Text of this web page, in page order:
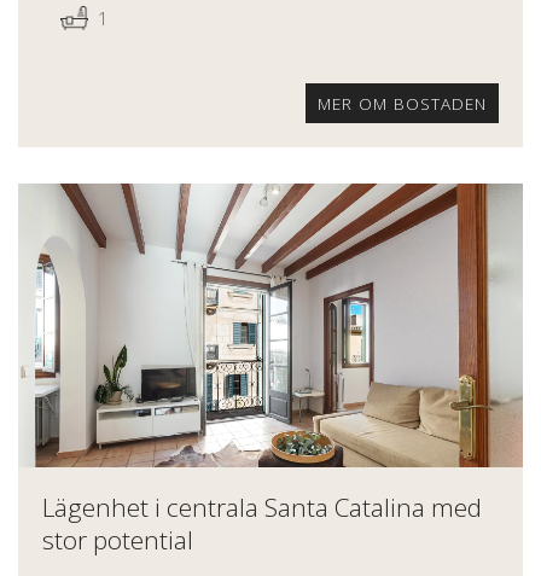
1
MER OM BOSTADEN
Lägenhet i centrala Santa Catalina med
stor potential